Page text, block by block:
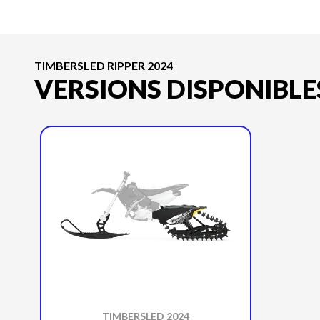
TIMBERSLED RIPPER 2024
VERSIONS
TIMBERSLED 2024